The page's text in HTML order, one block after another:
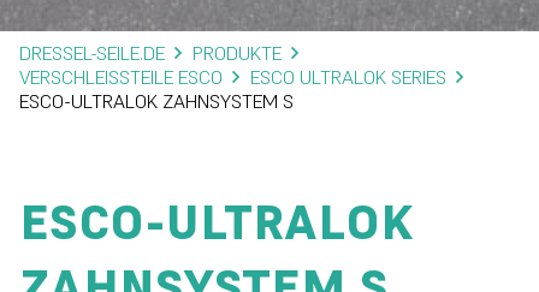
DRESSEL-SEILE.DE
PRODUKTE
VERSCHLEISSTEILE ESCO
ESCO ULTRALOK SERIES
ESCO-ULTRALOK ZAHNSYSTEM S
ESCO-ULTRALOK